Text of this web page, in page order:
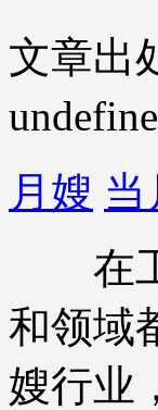
文章出
月嫂 当
在工
和领域
嫂行业